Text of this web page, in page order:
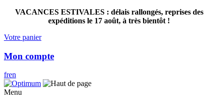
VACANCES ESTIVALES : délais rallongés, reprises des
expéditions le 17 août, à très bientôt !
Votre panier
Mon compte
fren
Menu